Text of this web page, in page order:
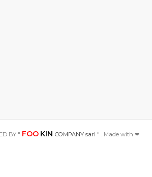
BY " FOO KIN COMPANY sarl " . Made with ❤